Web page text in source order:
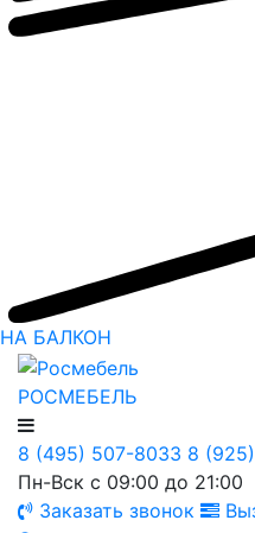
НА БАЛКОН
РОСМЕБЕЛЬ
8 (495) 507-8033 8
Пн-Вск с 09:00 до 21:00
Заказать звонок